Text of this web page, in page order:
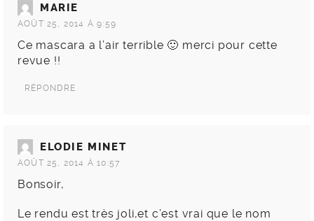
MARIE
AOÛT 25, 2014 À 9:59
Ce mascara a l’air terrible 🙂 merci pour cette
revue !!
RÉPONDRE
ELODIE MINET
AOÛT 25, 2014 À 10:57
Bonsoir,
Le rendu est très joli,et c’est vrai que le nom